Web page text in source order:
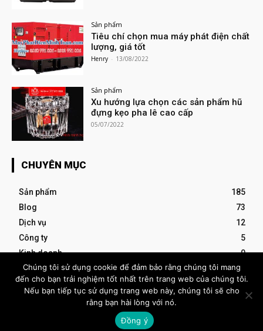
Sản phẩm
Tiêu chí chọn mua máy phát điện chất
lượng, giá tốt
Henry - 13/08/2022
Sản phẩm
Xu hướng lựa chọn các sản phẩm hũ
đựng kẹo pha lê cao cấp
05/07/2022
CHUYÊN MỤC
Sản phẩm
185
Blog
73
Dịch vụ
12
Công ty
5
Kinh doanh
0
- Advertisement -
Chúng tôi sử dụng cookie để đảm bảo rằng chúng tôi mang
đến cho bạn trải nghiệm tốt nhất trên trang web của chúng tôi.
Nếu bạn tiếp tục sử dụng trang web này, chúng tôi sẽ cho
rằng bạn hài lòng với nó.
Đồng ý